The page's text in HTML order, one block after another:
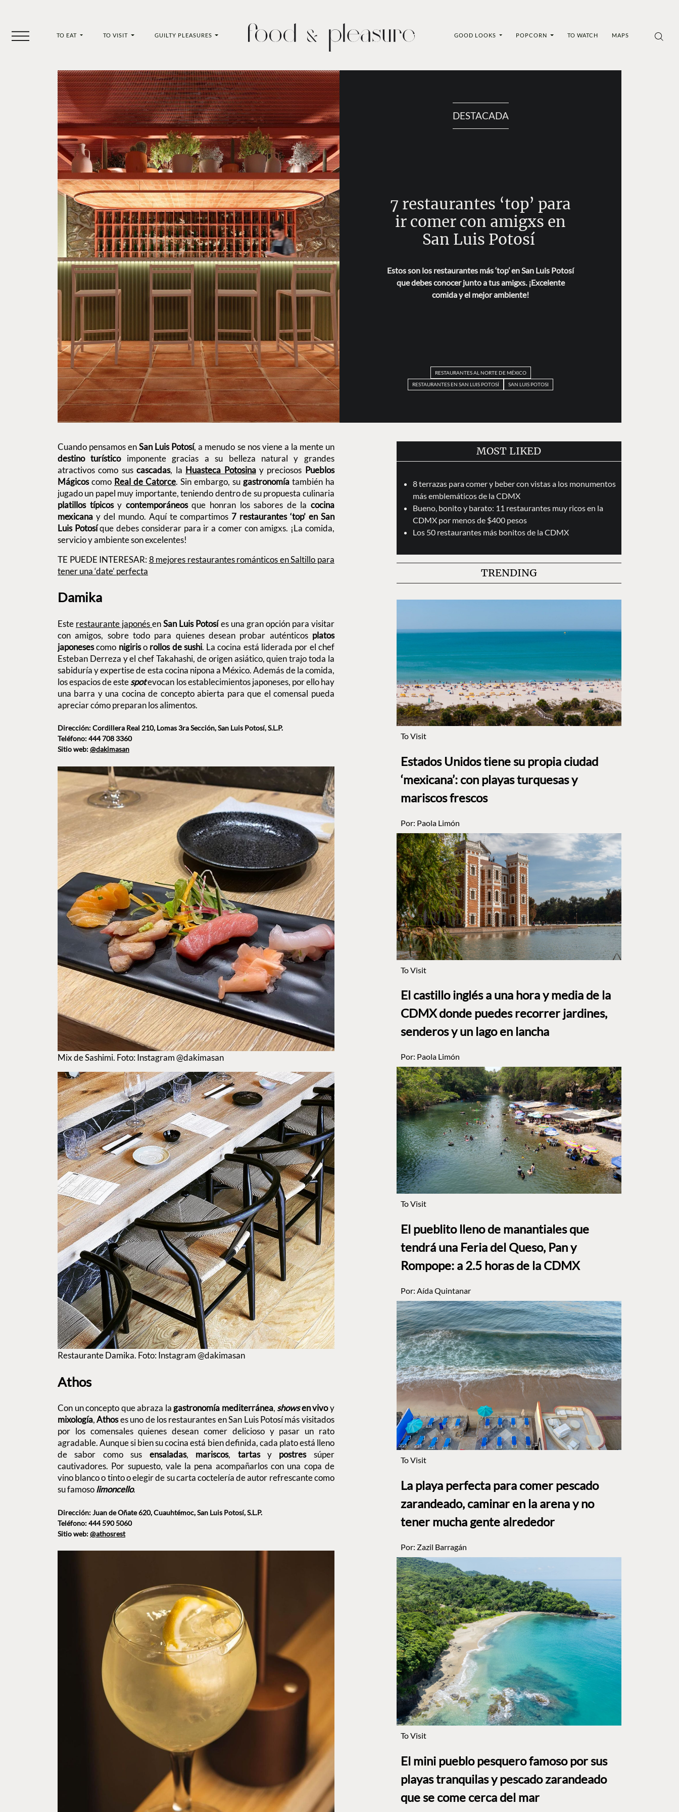
TO EAT TO VISIT GUILTY PLEASURES GOOD LOOKS POPCORN TO WATCH MAPS
DESTACADA
7 restaurantes ‘top’ para
ir comer con amigxs en
San Luis Potosí
Estos son los restaurantes más ‘top’ en San Luis Potosí
que debes conocer junto a tus amigxs. ¡Excelente
comida y el mejor ambiente!
RESTAURANTES AL NORTE DE MÉXICO
RESTAURANTES EN SAN LUIS POTOSÍ
SAN LUIS POTOSI
Cuando pensamos enSan Luis Potosí, a menudo se nos viene a la mente un
destino turísticoimponente gracias a su belleza natural y grandes
atractivos como suscascadas, la Huasteca Potosinay preciosos Pueblos
Mágicoscomo Real de Catorce. Sin embargo, su gastronomíatambién ha
jugado un papel muy importante, teniendo dentro de su propuesta culinaria
platillos típicosy contemporáneosque honran los sabores de la cocina
mexicana y del mundo. Aquí te compartimos 7 restaurantes ‘top’ en San
Luis Potosíque debes considerar para ir a comer con amigxs. ¡La comida,
servicio y ambiente son excelentes!
TE PUEDE INTERESAR:8 mejores restaurantes románticos en Saltillo para
tener una ‘date’ perfecta
Damika
Este restaurante japonésenSan Luis Potosíes una gran opción para visitar
con amigos, sobre todo para quienes desean probar auténticos platos
japonesescomo nigiriso rollos de sushi. La cocina está liderada por el chef
Esteban Derreza y el chef Takahashi, de origen asiático, quien trajo toda la
sabiduría y expertise de esta cocina nipona a México. Además de la comida,
los espacios de estespotevocan los establecimientos japoneses, por ello hay
una barra y una cocina de concepto abierta para que el comensal pueda
apreciar cómo preparan los alimentos.
Dirección: Cordillera Real 210, Lomas 3ra Sección, San Luis Potosí, S.L.P.
Teléfono: 444 708 3360
Sitio web:@dakimasan
Mix de Sashimi. Foto: Instagram @dakimasan
Restaurante Damika. Foto: Instagram @dakimasan
Athos
Con un concepto que abraza la gastronomía mediterránea, showsen vivoy
mixología,Athoses uno de los restaurantes en San Luis Potosí más visitados
por los comensales quienes desean comer delicioso y pasar un rato
agradable. Aunque si bien su cocina está bien definida, cada plato está lleno
de sabor como sus ensaladas, mariscos, tartasy postressúper
cautivadores. Por supuesto, vale la pena acompañarlos con una copa de
vino blanco o tinto o elegir de su carta coctelería de autor refrescante como
su famosolimoncello.
Dirección: Juan de Oñate 620, Cuauhtémoc, San Luis Potosí, S.L.P.
Teléfono: 444 590 5060
Sitio web:@athosrest
MOST LIKED
8 terrazas para comer y beber con vistas a los monumentos
más emblemáticos de la CDMX
Bueno, bonito y barato: 11 restaurantes muy ricos en la
CDMX por menos de $400 pesos
Los 50 restaurantes más bonitos de la CDMX
TRENDING
To Visit
Estados Unidos tiene su propia ciudad
‘mexicana’: con playas turquesas y
mariscos frescos
Por: Paola Limón
To Visit
El castillo inglés a una hora y media de la
CDMX donde puedes recorrer jardines,
senderos y un lago en lancha
Por: Paola Limón
To Visit
El pueblito lleno de manantiales que
tendrá una Feria del Queso, Pan y
Rompope: a 2.5 horas de la CDMX
Por: Aída Quintanar
To Visit
La playa perfecta para comer pescado
zarandeado, caminar en la arena y no
tener mucha gente alrededor
Por: Zazil Barragán
To Visit
El mini pueblo pesquero famoso por sus
playas tranquilas y pescado zarandeado
que se come cerca del mar